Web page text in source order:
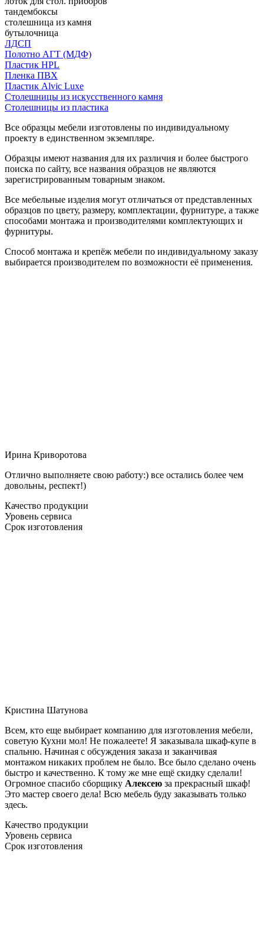
тандембоксы
столешница из камня
бутылочница
ЛДСП
Полотно АГТ (МДФ)
Пластик HPL
Пленка ПВХ
Пластик Alvic Luxe
Столешницы из искусственного камня
Столешницы из пластика
Все образцы мебели изготовлены по индивидуальному
проекту в единственном экземпляре.
Образцы имеют названия для их различия и более быстрого
поиска по сайту, все названия образцов не являются
зарегистрированным товарным знаком.
Все мебельные изделия могут отличаться от представленных
образцов по цвету, размеру, комплектации, фурнитуре, а также
способами монтажа и производителями комплектующих и
фурнитуры.
Способ монтажа и крепёж мебели по индивидуальному заказу
выбирается производителем по возможности её применения.
Ирина Криворотова
Отлично выполняете свою работу:) все остались более чем
довольны, респект!)
Качество продукции
Уровень сервиса
Срок изготовления
Кристина Шатунова
Всем, кто еще выбирает компанию для изготовления мебели,
советую Кухни мол! Не пожалеете! Я заказывала шкаф-купе в
спальню. Начиная с обсуждения заказа и заканчивая
монтажом никаких проблем не было. Все было сделано очень
быстро и качественно. К тому же мне ещё скидку сделали!
Огромное спасибо сборщику Алексею за прекрасный шкаф!
Это мастер своего дела! Всю мебель буду заказывать только
здесь.
Качество продукции
Уровень сервиса
Срок изготовления